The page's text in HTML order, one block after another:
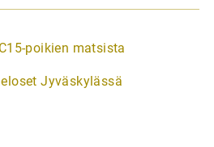
poikien matsista
Jyväskylässä